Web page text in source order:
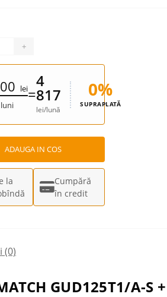
+
lei
luni
=
4
817
lei/lună
0%
SUPRAPLATĂ
ADAUGA IN COS
la
Cumpără
în credit
(0)
GUD125T1/A-S +